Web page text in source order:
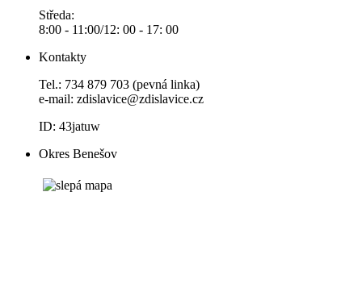
Středa:
8:00 - 11:00/12: 00 - 17: 00
Kontakty
Tel.: 734 879 703 (pevná linka)
e-mail: zdislavice@zdislavice.cz
ID: 43jatuw
Okres Benešov